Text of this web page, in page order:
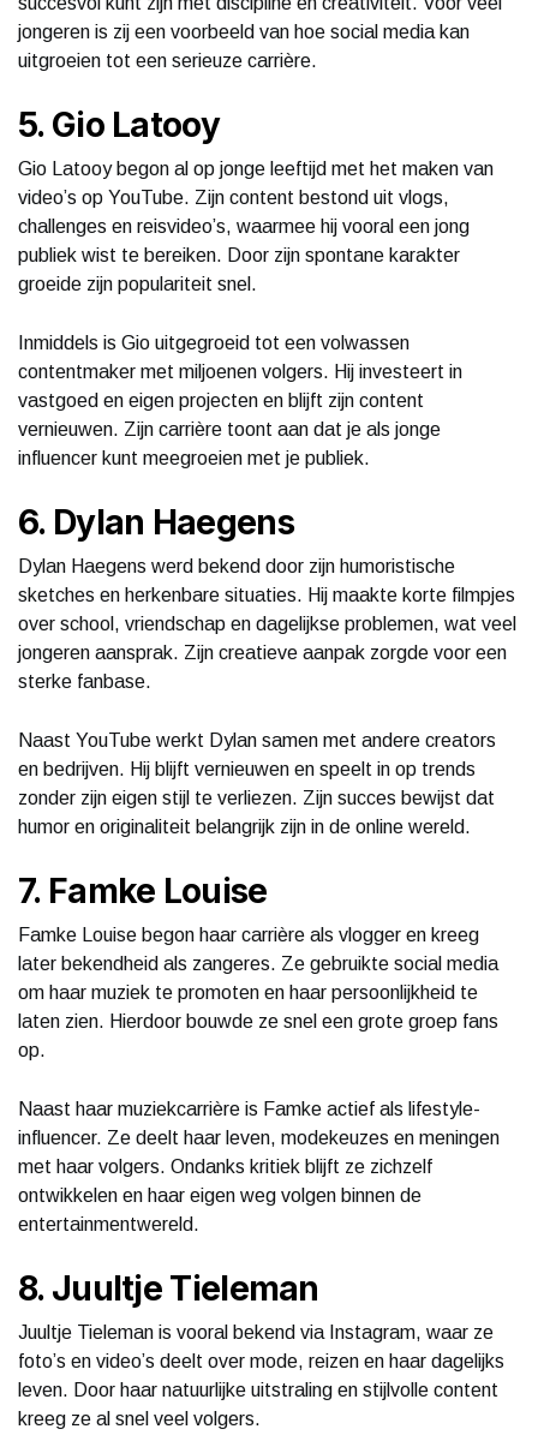
jongeren is zij een voorbeeld van hoe social media kan
uitgroeien tot een serieuze carrière.
5. Gio Latooy
Gio Latooy begon al op jonge leeftijd met het maken van
video’s op YouTube. Zijn content bestond uit vlogs,
challenges en reisvideo’s, waarmee hij vooral een jong
publiek wist te bereiken. Door zijn spontane karakter
groeide zijn populariteit snel.
Inmiddels is Gio uitgegroeid tot een volwassen
contentmaker met miljoenen volgers. Hij investeert in
vastgoed en eigen projecten en blijft zijn content
vernieuwen. Zijn carrière toont aan dat je als jonge
influencer kunt meegroeien met je publiek.
6. Dylan Haegens
Dylan Haegens werd bekend door zijn humoristische
sketches en herkenbare situaties. Hij maakte korte filmpjes
over school, vriendschap en dagelijkse problemen, wat veel
jongeren aansprak. Zijn creatieve aanpak zorgde voor een
sterke fanbase.
Naast YouTube werkt Dylan samen met andere creators
en bedrijven. Hij blijft vernieuwen en speelt in op trends
zonder zijn eigen stijl te verliezen. Zijn succes bewijst dat
humor en originaliteit belangrijk zijn in de online wereld.
7. Famke Louise
Famke Louise begon haar carrière als vlogger en kreeg
later bekendheid als zangeres. Ze gebruikte social media
om haar muziek te promoten en haar persoonlijkheid te
laten zien. Hierdoor bouwde ze snel een grote groep fans
op.
Naast haar muziekcarrière is Famke actief als lifestyle-
influencer. Ze deelt haar leven, modekeuzes en meningen
met haar volgers. Ondanks kritiek blijft ze zichzelf
ontwikkelen en haar eigen weg volgen binnen de
entertainmentwereld.
8. Juultje Tieleman
Juultje Tieleman is vooral bekend via Instagram, waar ze
foto’s en video’s deelt over mode, reizen en haar dagelijks
leven. Door haar natuurlijke uitstraling en stijlvolle content
kreeg ze al snel veel volgers.